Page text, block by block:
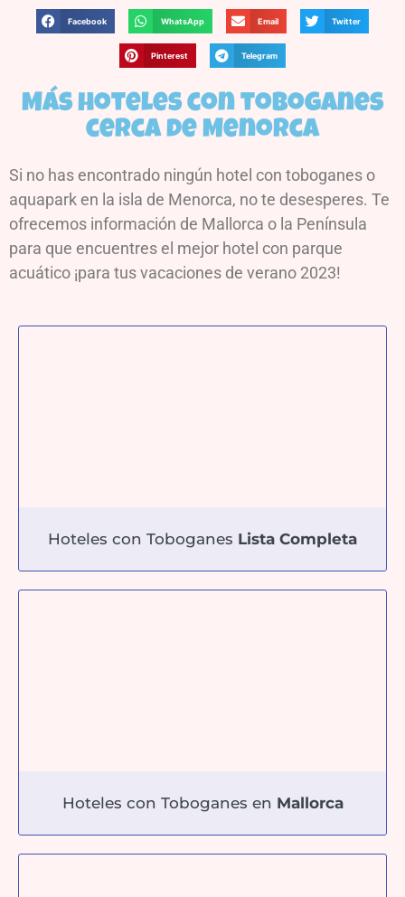
Facebook WhatsApp Email Twitter
Pinterest Telegram
Más hoteles con toboganes
cerca de Menorca
Si no has encontrado ningún hotel con toboganes o
aquapark en la isla de Menorca, no te desesperes. Te
ofrecemos información de Mallorca o la Península
para que encuentres el mejor hotel con parque
acuático ¡para tus vacaciones de verano 2023!
Hoteles con Toboganes Lista Completa
Hoteles con Toboganes en Mallorca